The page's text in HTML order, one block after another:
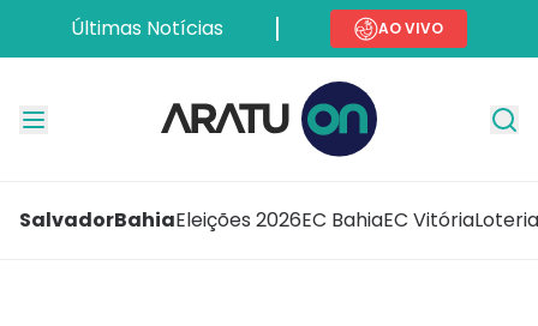
Últimas Notícias AO VIVO
SalvadorBahiaEleições 2026EC BahiaEC Vitória